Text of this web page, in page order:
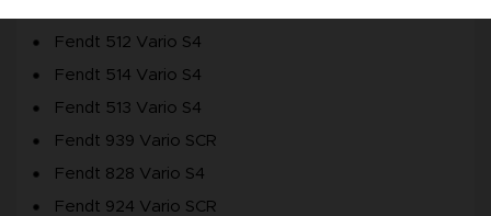
Fendt 512 Vario S4
Fendt 514 Vario S4
Fendt 513 Vario S4
Fendt 939 Vario SCR
Fendt 828 Vario S4
Fendt 924 Vario SCR